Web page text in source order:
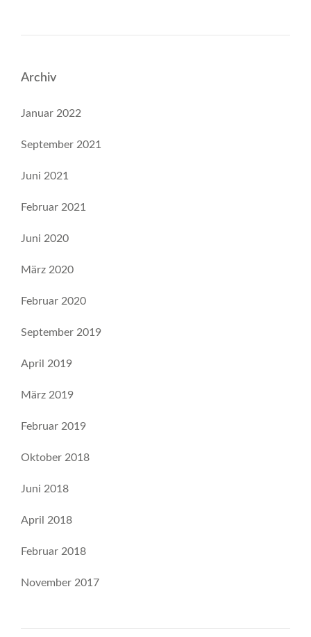
Archiv
Januar 2022
September 2021
Juni 2021
Februar 2021
Juni 2020
März 2020
Februar 2020
September 2019
April 2019
März 2019
Februar 2019
Oktober 2018
Juni 2018
April 2018
Februar 2018
November 2017